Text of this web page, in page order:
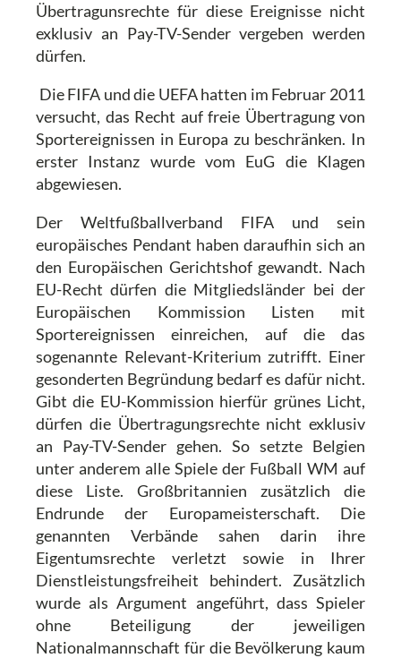
Übertragunsrechte für diese Ereignisse nicht
exklusiv an Pay-TV-Sender vergeben werden
dürfen.
Die FIFA und die UEFA hatten im Februar 2011
versucht, das Recht auf freie Übertragung von
Sportereignissen in Europa zu beschränken. In
erster Instanz wurde vom EuG die Klagen
abgewiesen.
Der Weltfußballverband FIFA und sein
europäisches Pendant haben daraufhin sich an
den Europäischen Gerichtshof gewandt. Nach
EU-Recht dürfen die Mitgliedsländer bei der
Europäischen Kommission Listen mit
Sportereignissen einreichen, auf die das
sogenannte Relevant-Kriterium zutrifft. Einer
gesonderten Begründung bedarf es dafür nicht.
Gibt die EU-Kommission hierfür grünes Licht,
dürfen die Übertragungsrechte nicht exklusiv
an Pay-TV-Sender gehen. So setzte Belgien
unter anderem alle Spiele der Fußball WM auf
diese Liste. Großbritannien zusätzlich die
Endrunde der Europameisterschaft. Die
genannten Verbände sahen darin ihre
Eigentumsrechte verletzt sowie in Ihrer
Dienstleistungsfreiheit behindert. Zusätzlich
wurde als Argument angeführt, dass Spieler
ohne Beteiligung der jeweiligen
Nationalmannschaft für die Bevölkerung kaum